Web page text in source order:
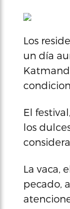
Los
un día
El
los
La vaca,
pecado,